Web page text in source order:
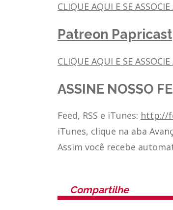
CLIQUE AQUI E SE
Patreon Papricast
CLIQUE AQUI E SE
ASSINE NOSSO
Feed, RSS e iTunes: http://
iTunes, clique na aba
Assim você recebe
Compartilhe